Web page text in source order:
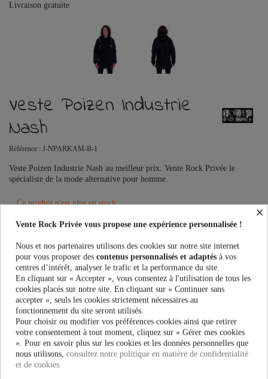
Livraison gratuite
Veste Poizen Industrie
Nash
Référence : J-NPARKAM-B-1
Veste Poizen Industrie Nash au meilleur prix. Vente Rock Privée le
spécialiste de la mode alternative pour homme.
Ce produit n'est plus en stock
PRÉVENEZ-MOI LORSQUE LE PRODUIT EST DISPONIBLE
Taille:
102,90 €
×
Vente Rock Privée vous propose une expérience personnalisée !
Nous et nos partenaires utilisons des cookies sur notre site internet
pour vous proposer des contenus personnalisés et adaptés à vos
centres d’intérêt, analyser le trafic et la performance du site.
En cliquant sur « Accepter », vous consentez à l'utilisation de tous les
cookies placés sur notre site. En cliquant sur « Continuer sans
accepter », seuls les cookies strictement nécessaires au
fonctionnement du site seront utilisés.
Pour choisir ou modifier vos préférences cookies ainsi que retirer
votre consentement à tout moment, cliquez sur « Gérer mes cookies
». Pour en savoir plus sur les cookies et les données personnelles que
nous utilisons, consultez notre politique en matière de confidentialité
et de cookies.